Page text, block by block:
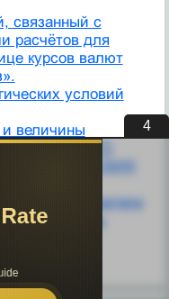
связанный с
расчётов для
курсов валют
условий
и величины
преобразователи
способы
3